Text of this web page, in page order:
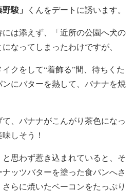
野駿 」 くんをデートに誘います。
には添えず、「近所の公園へ犬の
なってしまったわけですが、
クをして“着飾る”間、待ちくた
にバターを熱して、バナナを焼
、バナナがこんがり茶色になっ
しそう！
と思わず惹き込まれていると、そ
ッツバターを塗った食パンへさ
らに焼いたベーコンをたっぷり